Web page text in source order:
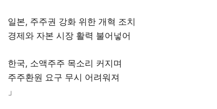
일본, 주주권 강화 위한 개혁 조치
경제와 자본 시장 활력 불어넣어
한국, 소액주주 목소리 커지며
주주환원 요구 무시 어려워져
」